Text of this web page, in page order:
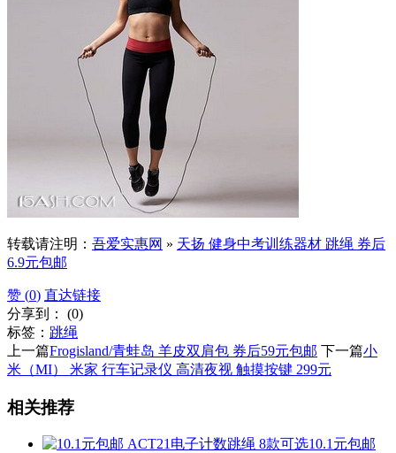
转载请注明： 吾爱实惠网 » 天扬 健身中考训练器材 跳绳 券后
6.9元包邮
赞 (0) 直达链接
分享到： (0)
标签： 跳绳
上一篇Frogisland/青蛙岛 羊皮双肩包 券后59元包邮 下一篇小
米（MI） 米家 行车记录仪 高清夜视 触摸按键 299元
相关推荐
10.1元包邮